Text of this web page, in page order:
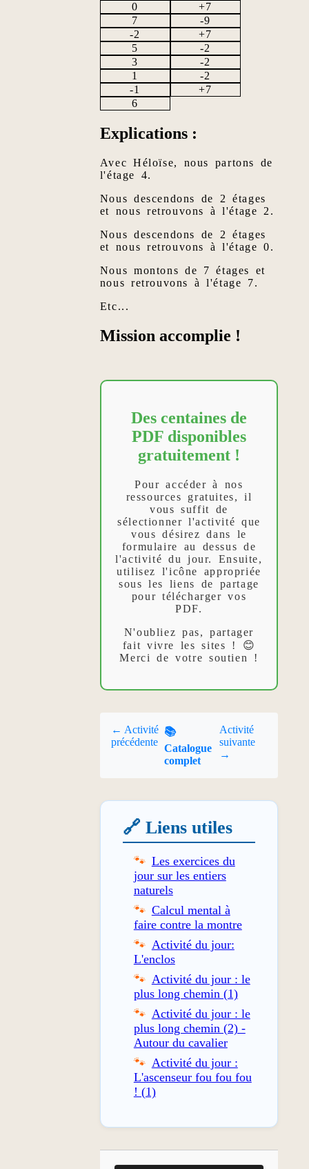
0
+7
7
-9
-2
+7
5
-2
3
-2
1
-2
-1
+7
6
Explications :
Avec Héloïse, nous partons de
l'étage 4.
Nous descendons de 2 étages
et nous retrouvons à l'étage 2.
Nous descendons de 2 étages
et nous retrouvons à l'étage 0.
Nous montons de 7 étages et
nous retrouvons à l'étage 7.
Etc...
Mission accomplie !
Des centaines de
PDF disponibles
gratuitement !
Pour accéder à nos
ressources gratuites, il
vous suffit de
sélectionner l'activité que
vous désirez dans le
formulaire au dessus de
l'activité du jour. Ensuite,
utilisez l'icône appropriée
sous les liens de partage
pour télécharger vos
PDF.
N'oubliez pas, partager
fait vivre les sites ! 😊
Merci de votre soutien !
← Activité
précédente
📚
Catalogue
complet
Activité
suivante
→
🔗 Liens utiles
Les exercices du
jour sur les entiers
naturels
Calcul mental à
faire contre la montre
Activité du jour:
L'enclos
Activité du jour : le
plus long chemin (1)
Activité du jour : le
plus long chemin (2) -
Autour du cavalier
Activité du jour :
L'ascenseur fou fou fou
! (1)